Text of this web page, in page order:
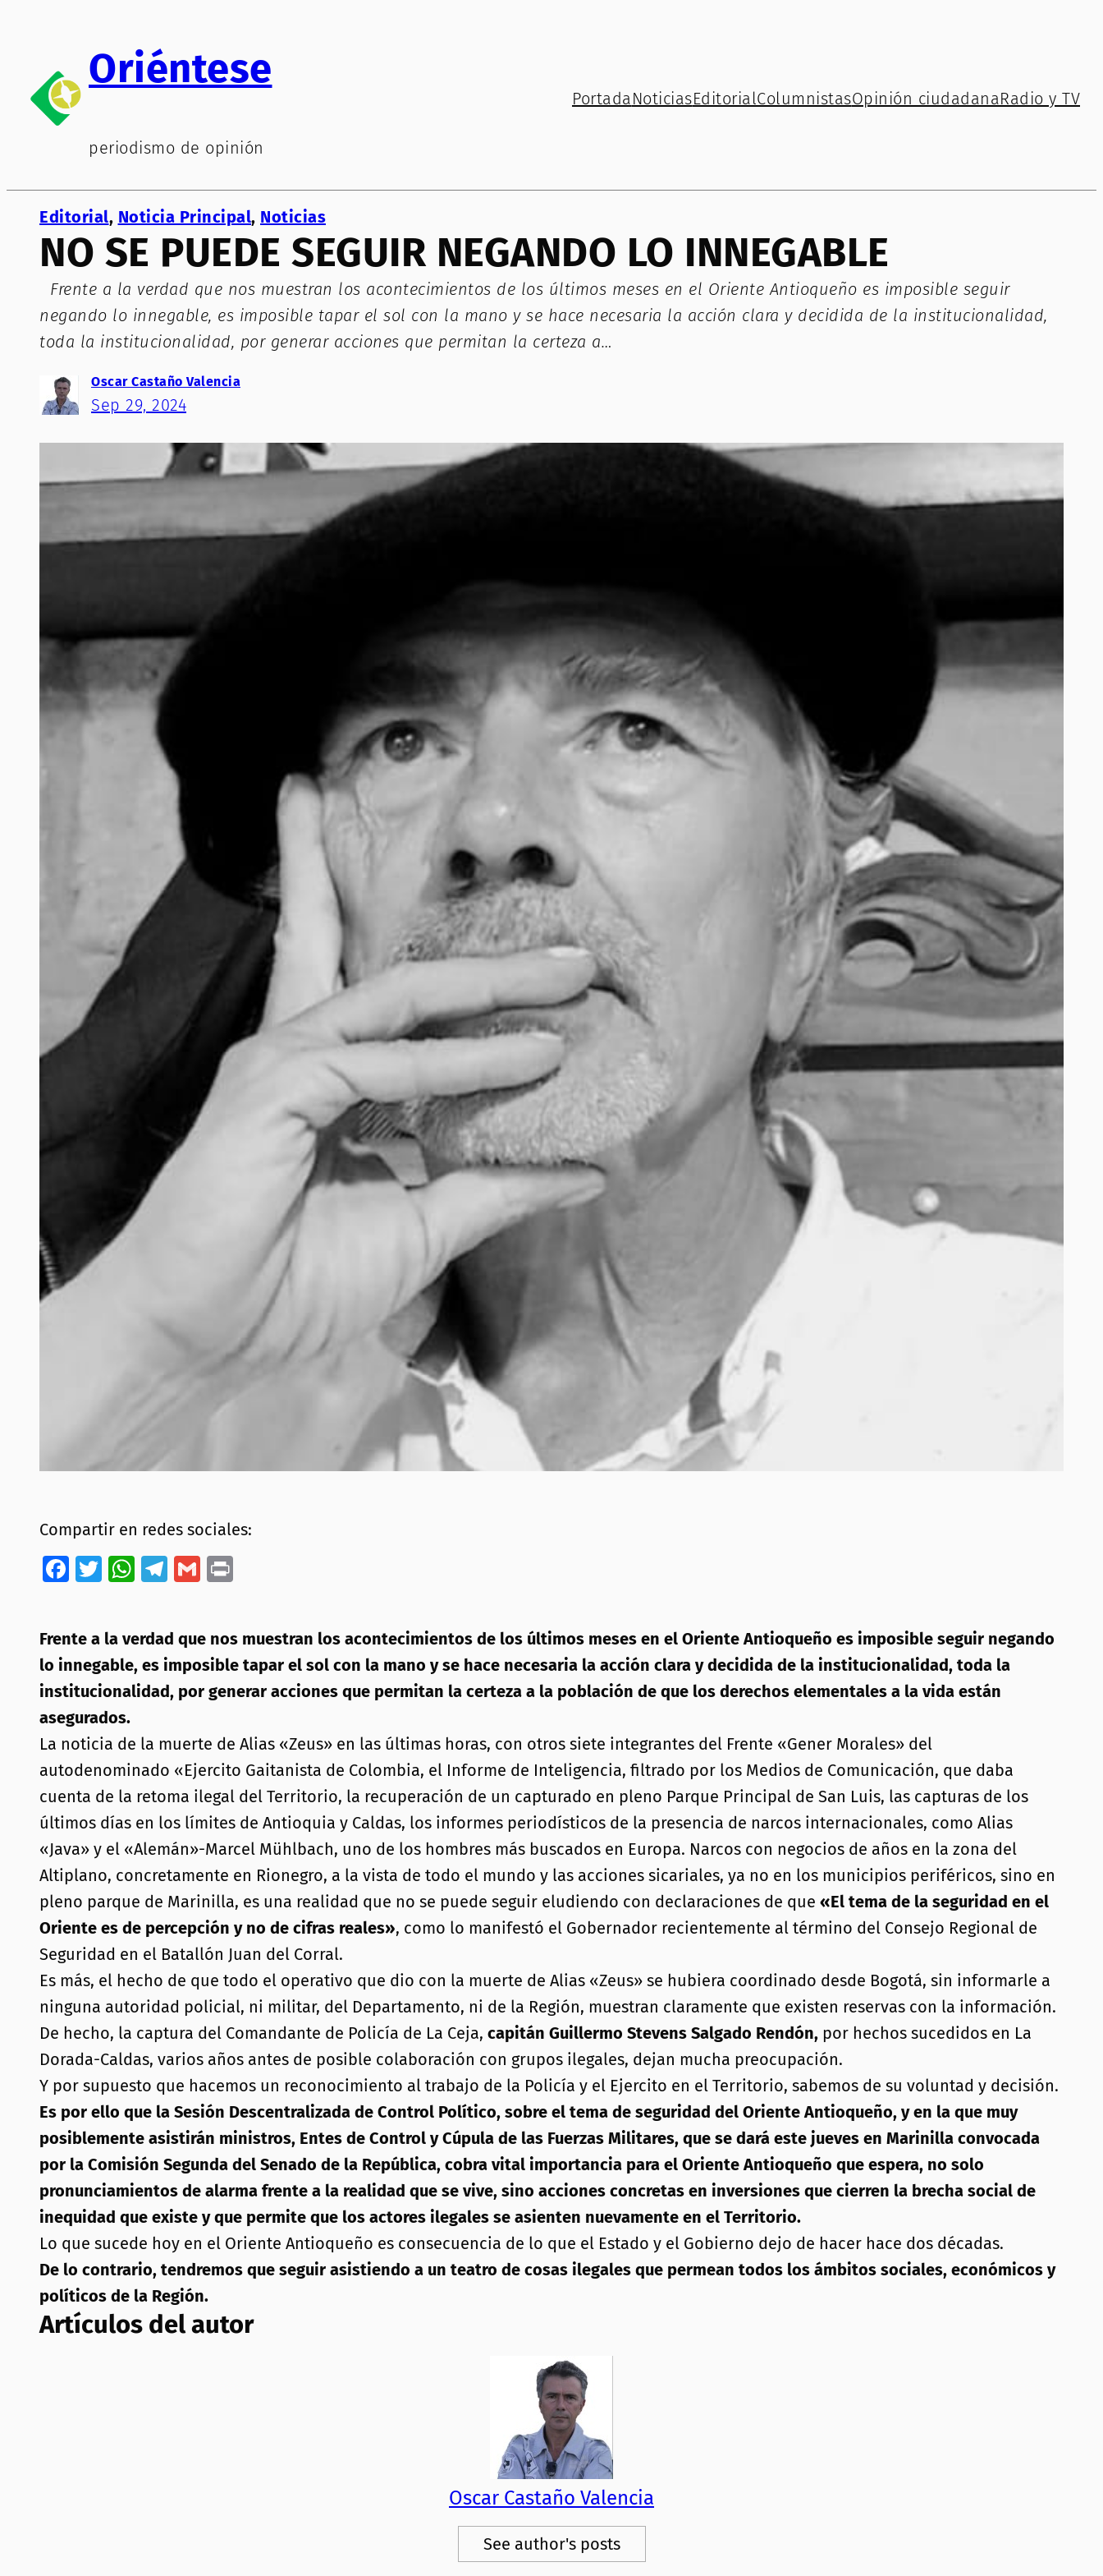
contenido
Oriéntese
periodismo de opinión
Portada NoticiasEditorialColumnistasOpinión ciudadanaRadio y TV
Editorial, Noticia Principal, Noticias
NO SE PUEDE SEGUIR NEGANDO LO INNEGABLE
Frente a la verdad que nos muestran los acontecimientos de los últimos meses en el Oriente Antioqueño es imposible seguir
negando lo innegable, es imposible tapar el sol con la mano y se hace necesaria la acción clara y decidida de la institucionalidad,
toda la institucionalidad, por generar acciones que permitan la certeza a…
Oscar Castaño Valencia
Sep 29, 2024
Compartir en redes sociales:
Facebook
Twitter
WhatsApp
Telegram
Gmail
Frente a la verdad que nos muestran los acontecimientos de los últimos meses en el Oriente Antioqueño es imposible seguir negando
lo innegable, es imposible tapar el sol con la mano y se hace necesaria la acción clara y decidida de la institucionalidad, toda la
institucionalidad, por generar acciones que permitan la certeza a la población de que los derechos elementales a la vida están
asegurados.
La noticia de la muerte de Alias «Zeus» en las últimas horas, con otros siete integrantes del Frente «Gener Morales» del
autodenominado «Ejercito Gaitanista de Colombia, el Informe de Inteligencia, filtrado por los Medios de Comunicación, que daba
cuenta de la retoma ilegal del Territorio, la recuperación de un capturado en pleno Parque Principal de San Luis, las capturas de los
últimos días en los límites de Antioquia y Caldas, los informes periodísticos de la presencia de narcos internacionales, como Alias
«Java» y el «Alemán»-Marcel Mühlbach, uno de los hombres más buscados en Europa. Narcos con negocios de años en la zona del
Altiplano, concretamente en Rionegro, a la vista de todo el mundo y las acciones sicariales, ya no en los municipios periféricos, sino en
pleno parque de Marinilla, es una realidad que no se puede seguir eludiendo con declaraciones de que «El tema de la seguridad en el
Oriente es de percepción y no de cifras reales», como lo manifestó el Gobernador recientemente al término del Consejo Regional de
Seguridad en el Batallón Juan del Corral.
Es más, el hecho de que todo el operativo que dio con la muerte de Alias «Zeus» se hubiera coordinado desde Bogotá, sin informarle a
ninguna autoridad policial, ni militar, del Departamento, ni de la Región, muestran claramente que existen reservas con la información.
De hecho, la captura del Comandante de Policía de La Ceja, capitán Guillermo Stevens Salgado Rendón, por hechos sucedidos en La
Dorada-Caldas, varios años antes de posible colaboración con grupos ilegales, dejan mucha preocupación.
Y por supuesto que hacemos un reconocimiento al trabajo de la Policía y el Ejercito en el Territorio, sabemos de su voluntad y decisión.
Es por ello que la Sesión Descentralizada de Control Político, sobre el tema de seguridad del Oriente Antioqueño, y en la que muy
posiblemente asistirán ministros, Entes de Control y Cúpula de las Fuerzas Militares, que se dará este jueves en Marinilla convocada
por la Comisión Segunda del Senado de la República, cobra vital importancia para el Oriente Antioqueño que espera, no solo
pronunciamientos de alarma frente a la realidad que se vive, sino acciones concretas en inversiones que cierren la brecha social de
inequidad que existe y que permite que los actores ilegales se asienten nuevamente en el Territorio.
Lo que sucede hoy en el Oriente Antioqueño es consecuencia de lo que el Estado y el Gobierno dejo de hacer hace dos décadas.
De lo contrario, tendremos que seguir asistiendo a un teatro de cosas ilegales que permean todos los ámbitos sociales, económicos y
políticos de la Región.
Artículos del autor
Oscar Castaño Valencia
See author's posts